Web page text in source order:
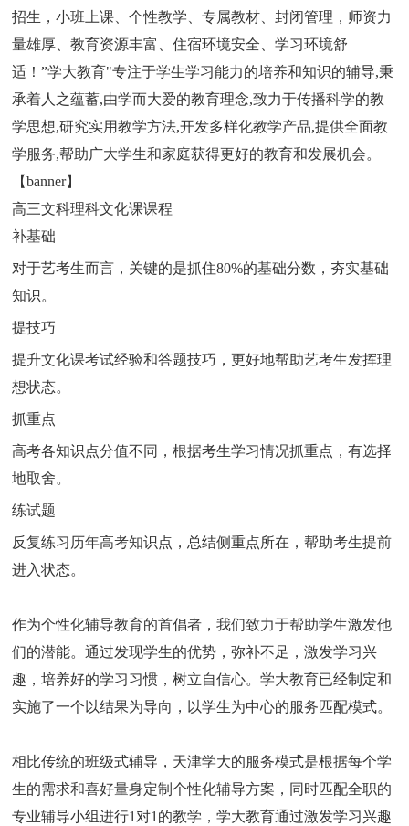
招生，小班上课、个性教学、专属教材、封闭管理，师资力
量雄厚、教育资源丰富、住宿环境安全、学习环境舒
适！”学大教育"专注于学生学习能力的培养和知识的辅导,秉
承着人之蕴蓄,由学而大爱的教育理念,致力于传播科学的教
学思想,研究实用教学方法,开发多样化教学产品,提供全面教
学服务,帮助广大学生和家庭获得更好的教育和发展机会。
【banner】
高三文科理科文化课课程
补基础
对于艺考生而言，关键的是抓住80%的基础分数，夯实基础
知识。
提技巧
提升文化课考试经验和答题技巧，更好地帮助艺考生发挥理
想状态。
抓重点
高考各知识点分值不同，根据考生学习情况抓重点，有选择
地取舍。
练试题
反复练习历年高考知识点，总结侧重点所在，帮助考生提前
进入状态。
作为个性化辅导教育的首倡者，我们致力于帮助学生激发他
们的潜能。通过发现学生的优势，弥补不足，激发学习兴
趣，培养好的学习习惯，树立自信心。学大教育已经制定和
实施了一个以结果为导向，以学生为中心的服务匹配模式。
相比传统的班级式辅导，天津学大的服务模式是根据每个学
生的需求和喜好量身定制个性化辅导方案，同时匹配全职的
专业辅导小组进行1对1的教学，学大教育通过激发学习兴趣